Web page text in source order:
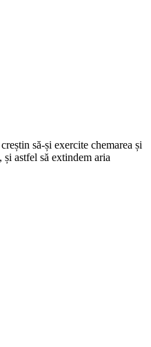
să-și exercite chemarea și
astfel să extindem aria